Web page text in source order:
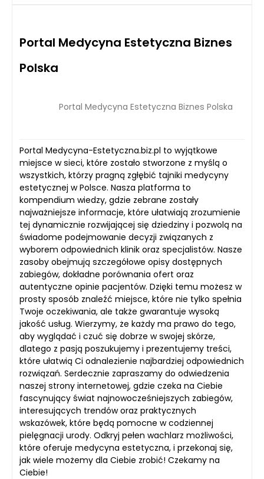
Portal Medycyna Estetyczna Biznes
Polska
Portal Medycyna Estetyczna Biznes Polska
Portal Medycyna-Estetyczna.biz.pl to wyjątkowe
miejsce w sieci, które zostało stworzone z myślą o
wszystkich, którzy pragną zgłębić tajniki medycyny
estetycznej w Polsce. Nasza platforma to
kompendium wiedzy, gdzie zebrane zostały
najważniejsze informacje, które ułatwiają zrozumienie
tej dynamicznie rozwijającej się dziedziny i pozwolą na
świadome podejmowanie decyzji związanych z
wyborem odpowiednich klinik oraz specjalistów. Nasze
zasoby obejmują szczegółowe opisy dostępnych
zabiegów, dokładne porównania ofert oraz
autentyczne opinie pacjentów. Dzięki temu możesz w
prosty sposób znaleźć miejsce, które nie tylko spełnia
Twoje oczekiwania, ale także gwarantuje wysoką
jakość usług. Wierzymy, że każdy ma prawo do tego,
aby wyglądać i czuć się dobrze w swojej skórze,
dlatego z pasją poszukujemy i prezentujemy treści,
które ułatwią Ci odnalezienie najbardziej odpowiednich
rozwiązań. Serdecznie zapraszamy do odwiedzenia
naszej strony internetowej, gdzie czeka na Ciebie
fascynujący świat najnowocześniejszych zabiegów,
interesujących trendów oraz praktycznych
wskazówek, które będą pomocne w codziennej
pielęgnacji urody. Odkryj pełen wachlarz możliwości,
które oferuje medycyna estetyczna, i przekonaj się,
jak wiele możemy dla Ciebie zrobić! Czekamy na
Ciebie!